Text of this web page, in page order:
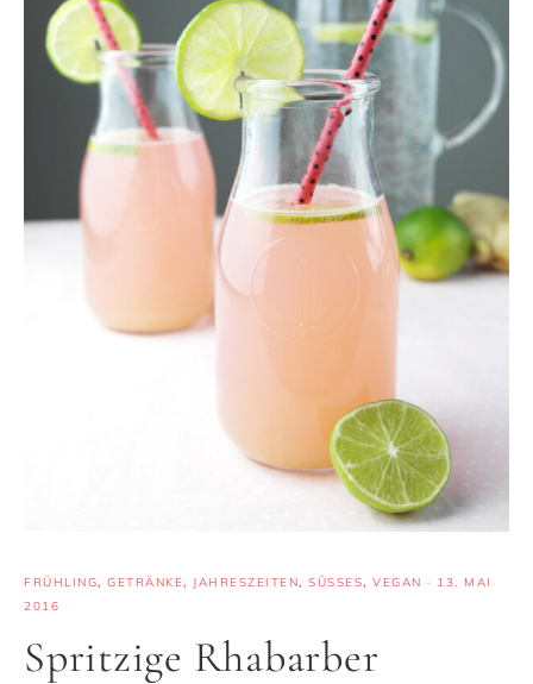
FRÜHLING, GETRÄNKE, JAHRESZEITEN, SÜSSES , VEGAN · 13. MAI
2016
Spritzige Rhabarber